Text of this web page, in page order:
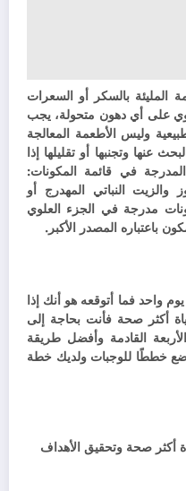
المليئة بالسكر أو السعرات
على أي دهون متحولة، يجب
وليس الأطعمة المعالجة
عنها وتجنبها أو تقليلها إذا
في قائمة المكونات:
النباتي المهدرج أو
مدرجة في الجزء العلوي
باعتباره المصدر الأكبر.
واحد فما أتوقعه هو أنك إذا
أكثر صحة فأنت بحاجة إلى
القادمة وأفضل طريقة
خططًا للوجبات ولديك خطة
صحة وتحقيق الأهداف